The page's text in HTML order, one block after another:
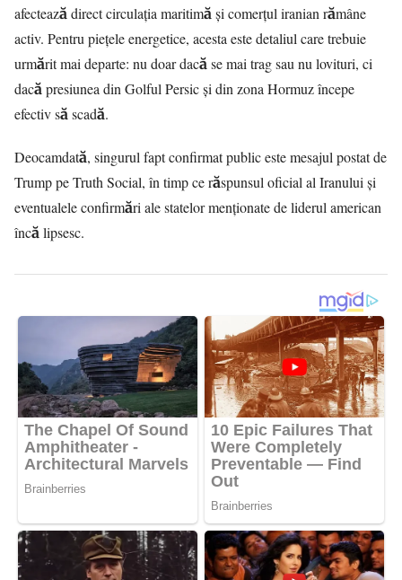
afectează direct circulația maritimă și comerțul iranian rămâne
activ. Pentru piețele energetice, acesta este detaliul care trebuie
urmărit mai departe: nu doar dacă se mai trag sau nu lovituri, ci
dacă presiunea din Golful Persic și din zona Hormuz începe
efectiv să scadă.
Deocamdată, singurul fapt confirmat public este mesajul postat de
Trump pe Truth Social, în timp ce răspunsul oficial al Iranului și
eventualele confirmări ale statelor menționate de liderul american
încă lipsesc.